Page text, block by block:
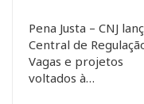
Pena Justa – CNJ
Central de
Vagas e projetos
voltados à…